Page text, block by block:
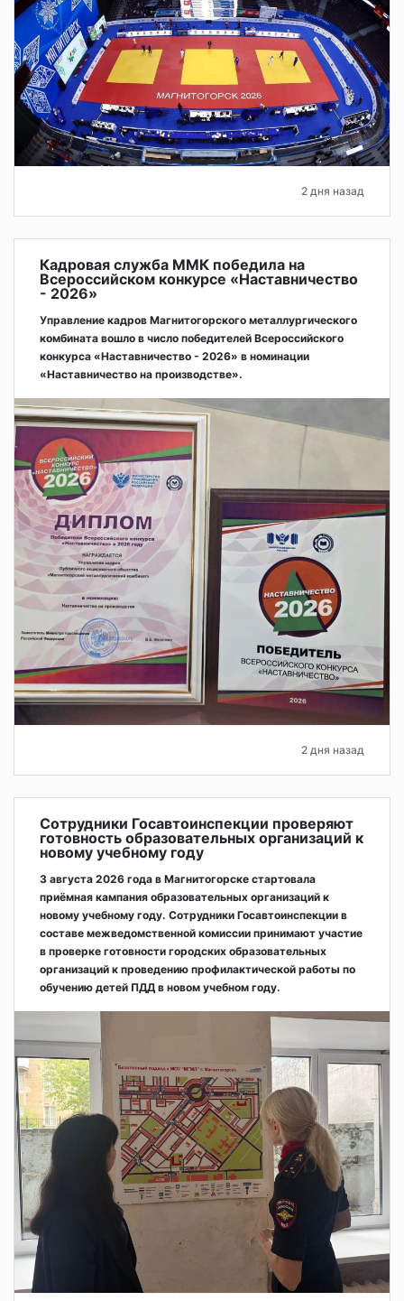
2 дня назад
Кадровая служба ММК победила на
Всероссийском конкурсе «Наставничество
- 2026»
Управление кадров Магнитогорского металлургического
комбината вошло в число победителей Всероссийского
конкурса «Наставничество - 2026» в номинации
«Наставничество на производстве».
2 дня назад
Сотрудники Госавтоинспекции проверяют
готовность образовательных организаций к
новому учебному году
3 августа 2026 года в Магнитогорске стартовала
приёмная кампания образовательных организаций к
новому учебному году. Сотрудники Госавтоинспекции в
составе межведомственной комиссии принимают участие
в проверке готовности городских образовательных
организаций к проведению профилактической работы по
обучению детей ПДД в новом учебном году.